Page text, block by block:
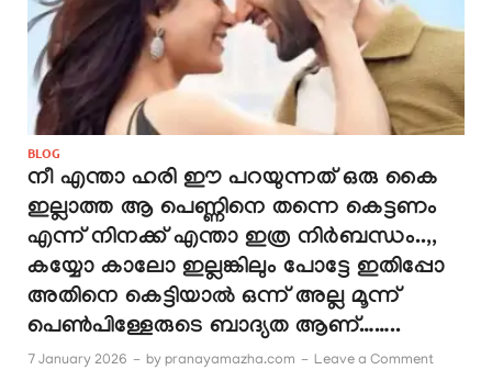
BLOG
നീ എന്താ ഹരി ഈ പറയുന്നത് ഒരു കൈ
ഇല്ലാത്ത ആ പെണ്ണിനെ തന്നെ കെട്ടണം
എന്ന് നിനക്ക് എന്താ ഇത്ര നിർബന്ധം..,,
കയ്യോ കാലോ ഇല്ലങ്കിലും പോട്ടേ ഇതിപ്പോ
അതിനെ കെട്ടിയാൽ ഒന്ന് അല്ല മൂന്ന്
പെൺപിള്ളേരുടെ ബാദ്യത ആണ്……..
7 January 2026 - by pranayamazha.com - Leave a Comment